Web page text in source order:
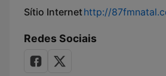
Sítio Internethttp://
Redes Sociais